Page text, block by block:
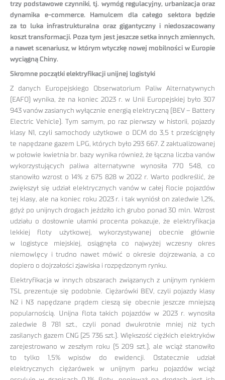
trzy podstawowe czynniki, tj. wymóg regulacyjny, urbanizacja oraz
dynamika e-commerce. Hamulcem dla całego sektora będzie
za to luka infrastrukturalna oraz gigantyczny i niedoszacowany
koszt transformacji. Poza tym jest jeszcze setka innych zmiennych,
a nawet scenariusz, w którym wtyczkę nowej mobilności w Europie
wyciągną Chiny.
Skromne początki elektryfikacji unijnej logistyki
Z danych Europejskiego Obserwatorium Paliw Alternatywnych
(EAFO) wynika, że na koniec 2023 r. w Unii Europejskiej było 307
943 vanów zasianych wyłącznie energią elektryczną (BEV – Battery
Electric Vehicle). Tym samym, po raz pierwszy w historii, pojazdy
klasy N1, czyli samochody użytkowe o DCM do 3,5 t prześcignęły
te napędzane gazem LPG, których było 293 667. Z zaktualizowanej
w połowie kwietnia br. bazy wynika również, że łączna liczba vanów
wykorzystujących paliwa alternatywne wynosiła 770 548, co
stanowiło wzrost o 14% z 675 828 w 2022 r. Warto podkreślić, że
zwiększył się udział elektrycznych vanów w całej flocie pojazdów
tej klasy, ale na koniec roku 2023 r. i tak wyniósł on zaledwie 1,2%,
gdyż po unijnych drogach jeździło ich grubo ponad 30 mln. Wzrost
udziału o dosłownie ułamki procenta pokazuje, że elektryfikacja
lekkiej floty użytkowej, wykorzystywanej obecnie głównie
w logistyce miejskiej, osiągnęła co najwyżej wczesny okres
niemowlęcy i trudno nawet mówić o okresie dojrzewania, a co
dopiero o dojrzałości zjawiska i rozpędzonym rynku.
Elektryfikacja w innych obszarach związanych z unijnym rynkiem
TSL prezentuje się podobnie. Ciężarówki BEV, czyli pojazdy klasy
N2 i N3 napędzane prądem cieszą się obecnie jeszcze mniejszą
popularnością. Unijna flota takich pojazdów w 2023 r. wynosiła
zaledwie 8 781 szt., czyli ponad dwukrotnie mniej niż tych
zasilanych gazem CNG (25 736 szt.). Większość ciężkich elektryków
zarejestrowano w zeszłym roku (5 209 szt.), ale wciąż stanowiło
to tylko 1,5% wpisów do ewidencji. Ostatecznie udział
elektrycznych ciężarówek w unijnym parku pojazdów wciąż